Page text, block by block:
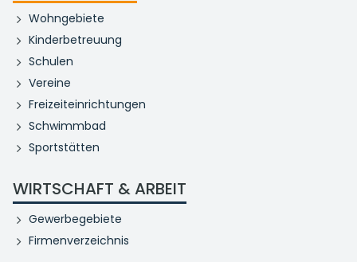
Wohngebiete
Kinderbetreuung
Schulen
Vereine
Freizeiteinrichtungen
Schwimmbad
Sportstätten
WIRTSCHAFT & ARBEIT
Gewerbegebiete
Firmenverzeichnis